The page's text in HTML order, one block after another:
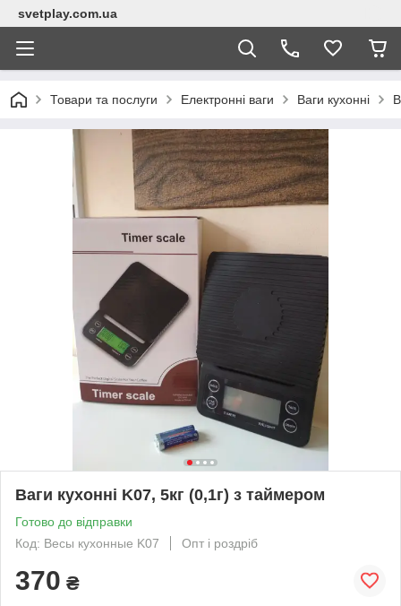
svetplay.com.ua
Товари та послуги Електронні ваги Ваги кухонні
Ваги кухонні K07, 5кг (0,1г) з таймером
Готово до відправки
Код: Весы кухонные K07
Опт і роздріб
370 ₴